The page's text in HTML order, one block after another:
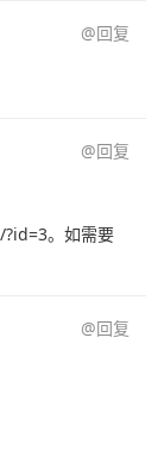
@回复
@回复
。如需要
@回复